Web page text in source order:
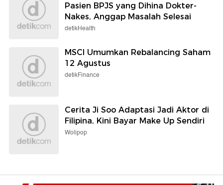
Pasien BPJS yang Dihina Dokter-
Nakes, Anggap Masalah Selesai
detikHealth
MSCI Umumkan Rebalancing Saham
12 Agustus
detikFinance
Cerita Ji Soo Adaptasi Jadi Aktor di
Filipina, Kini Bayar Make Up Sendiri
Wolipop